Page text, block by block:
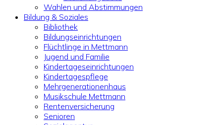
Wahlen und Abstimmungen
Bildung & Soziales
Bibliothek
Bildungseinrichtungen
Flüchtlinge in Mettmann
Jugend und Familie
Kindertageseinrichtungen
Kindertagespflege
Mehrgenerationenhaus
Musikschule Mettmann
Rentenversicherung
Senioren